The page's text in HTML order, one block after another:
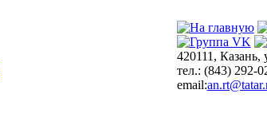
420111, Казань,
тел.: (843) 292-
email: